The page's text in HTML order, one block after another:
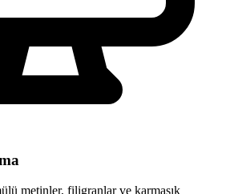
metinler, filigranlar ve karmaşık